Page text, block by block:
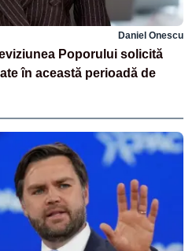
Daniel Onescu
Poporului solicită
în această perioadă de